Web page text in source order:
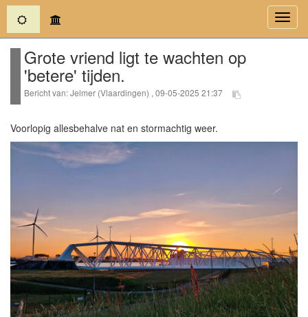
(current)
Grote vriend ligt te wachten op
'betere' tijden.
Bericht van: Jelmer (Vlaardingen) , 09-05-2025 21:37
Voorlopig allesbehalve nat en stormachtig weer.